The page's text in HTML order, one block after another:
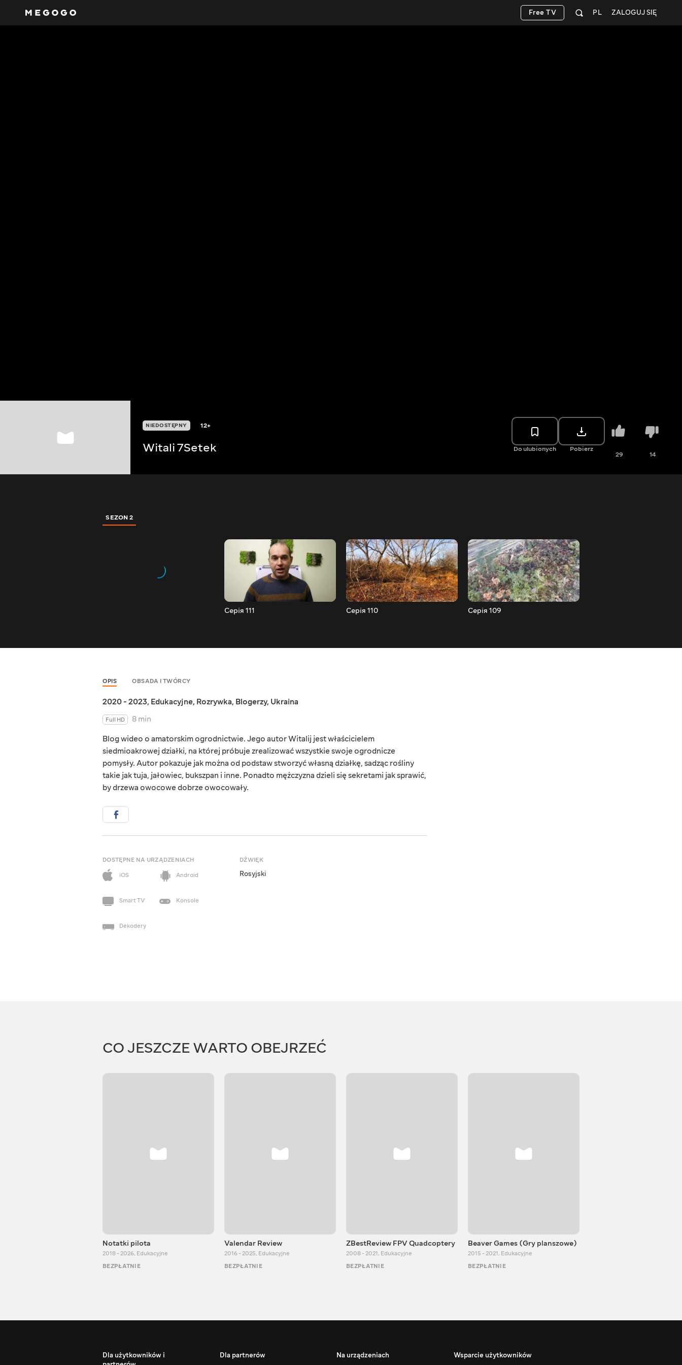
ZALOGUJ SIĘ
PL
Free TV
NIEDOSTĘPNY 12+
Witali 7Setek Do ulubionych Pobierz
29 14
SEZON 2
Серія 111 Серія 110 Серія 109
OPIS OBSADA I TWÓRCY
2020 - 2023, Edukacyjne, Rozrywka, Blogerzy, Ukraina
Full HD
8 min
Blog wideo o amatorskim ogrodnictwie. Jego autor Witalij jest właścicielem
siedmioakrowej działki, na której próbuje zrealizować wszystkie swoje ogrodnicze
pomysły. Autor pokazuje jak można od podstaw stworzyć własną działkę, sadząc rośliny
takie jak tuja, jałowiec, bukszpan i inne. Ponadto mężczyzna dzieli się sekretami jak sprawić,
by drzewa owocowe dobrze owocowały.
DOSTĘPNE NA URZĄDZENIACH
iOS
Android
Smart TV Konsole
Dekodery
DŹWIĘK
Rosyjski
CO JESZCZE WARTO OBEJRZEĆ
Notatki pilota
2018 - 2026, Edukacyjne
BEZPŁATNIE
Valendar Review
2016 - 2025, Edukacyjne
BEZPŁATNIE
ZBestReview FPV Quadcoptery
2008 - 2021, Edukacyjne
BEZPŁATNIE
Beaver Games (Gry planszowe)
2015 - 2021, Edukacyjne
BEZPŁATNIE
Dla użytkowników i
Dla partnerów Na urządzeniach Wsparcie użytkowników